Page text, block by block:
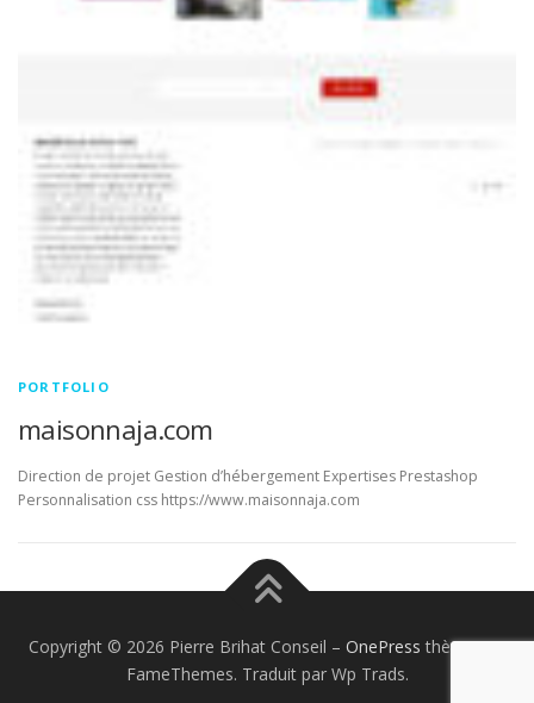
PORTFOLIO
maisonnaja.com
Direction de projet Gestion d’hébergement Expertises Prestashop
Personnalisation css https://www.maisonnaja.com
Copyright © 2026 Pierre Brihat Conseil – OnePress thème par
FameThemes. Traduit par Wp Trads.